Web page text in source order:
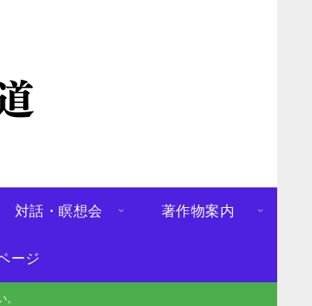
対話・瞑想会 著作物案内
ージ